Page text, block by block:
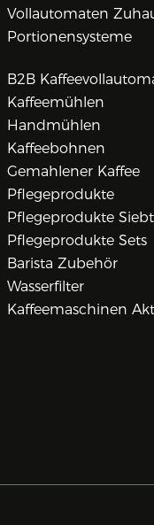
Vollautomaten
Portionensysteme
B2B
Kaffeemühlen
Handmühlen
Kaffeebohnen
Gemahlener Kaffee
Pflegeprodukte
Pflegeprodukte
Pflegeprodukte Sets
Barista Zubehör
Wasserfilter
Kaffeemaschinen